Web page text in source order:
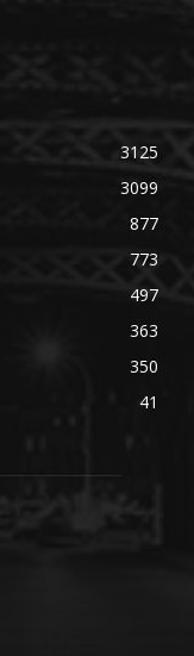
3125
3099
877
773
497
363
350
41